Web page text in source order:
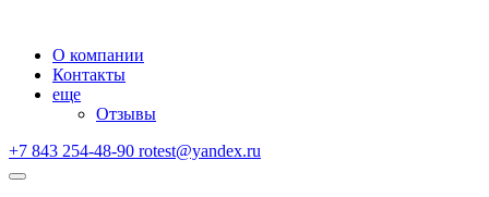
О компании
Контакты
еще
Отзывы
+7 843 254-48-90 rotest@yandex.ru